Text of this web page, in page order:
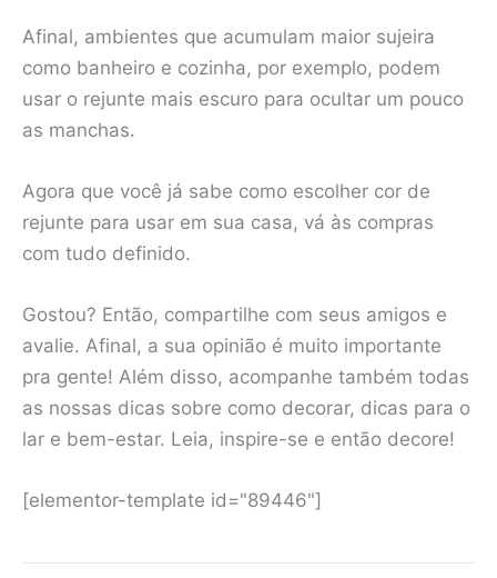
Afinal, ambientes que acumulam maior sujeira
como banheiro e cozinha, por exemplo, podem
usar o rejunte mais escuro para ocultar um pouco
as manchas.
Agora que você já sabe como escolher cor de
rejunte para usar em sua casa, vá às compras
com tudo definido.
Gostou? Então, compartilhe com seus amigos e
avalie. Afinal, a sua opinião é muito importante
pra gente! Além disso, acompanhe também todas
as nossas dicas sobre como decorar, dicas para o
lar e bem-estar. Leia, inspire-se e então decore!
[elementor-template id="89446"]